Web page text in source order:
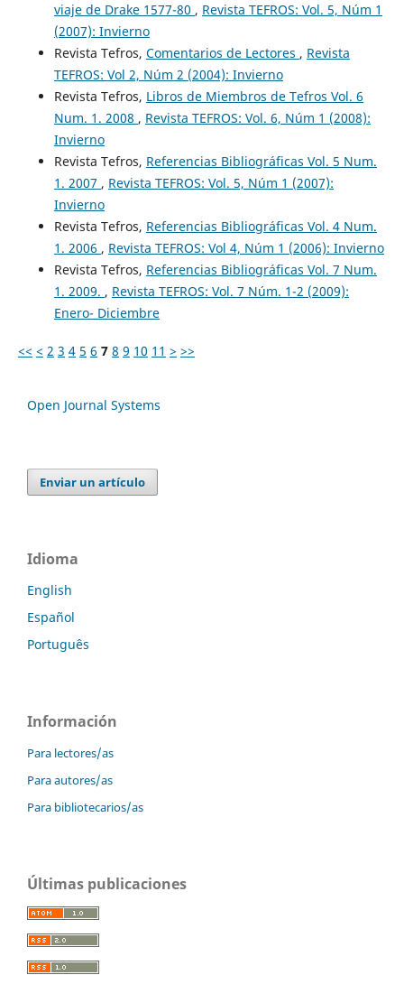
viaje de Drake 1577-80 , Revista TEFROS: Vol. 5, Núm 1
(2007): Invierno
Revista Tefros, Comentarios de Lectores , Revista
TEFROS: Vol 2, Núm 2 (2004): Invierno
Revista Tefros, Libros de Miembros de Tefros Vol. 6
Num. 1. 2008 , Revista TEFROS: Vol. 6, Núm 1 (2008):
Invierno
Revista Tefros, Referencias Bibliográficas Vol. 5 Num.
1. 2007 , Revista TEFROS: Vol. 5, Núm 1 (2007):
Invierno
Revista Tefros, Referencias Bibliográficas Vol. 4 Num.
1. 2006 , Revista TEFROS: Vol 4, Núm 1 (2006): Invierno
Revista Tefros, Referencias Bibliográficas Vol. 7 Num.
1. 2009. , Revista TEFROS: Vol. 7 Núm. 1-2 (2009):
Enero- Diciembre
<< < 2 3 4 5 6 7 8 9 10 11 > >>
Open Journal Systems
Enviar un artículo
Idioma
English
Español
Português
Información
Para lectores/as
Para autores/as
Para bibliotecarios/as
Últimas publicaciones